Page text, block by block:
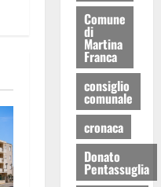
Comune
di
Martina
Franca
consiglio
comunale
cronaca
Donato
Pentassuglia